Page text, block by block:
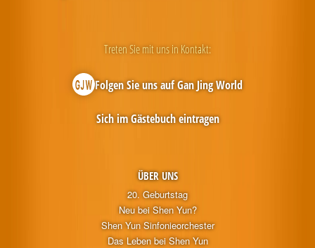
ÜBER UNS
20. Geburtstag
Neu bei Shen Yun?
Shen Yun Sinfonieorchester
Das Leben bei Shen Yun
Treten Sie mit uns in Kontakt:
Folgen Sie uns auf Gan Jing World
Sich im Gästebuch eintragen